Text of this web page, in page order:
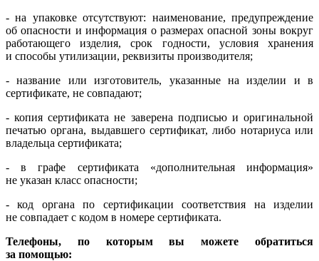
- на упаковке отсутствуют: наименование, предупреждение
об опасности и информация о размерах опасной зоны вокруг
работающего изделия, срок годности, условия хранения
и способы утилизации, реквизиты производителя;
- название или изготовитель, указанные на изделии и в
сертификате, не совпадают;
- копия сертификата не заверена подписью и оригинальной
печатью органа, выдавшего сертификат, либо нотариуса или
владельца сертификата;
- в графе сертификата «дополнительная информация»
не указан класс опасности;
- код органа по сертификации соответствия на изделии
не совпадает с кодом в номере сертификата.
Телефоны, по которым вы можете обратиться
за помощью: